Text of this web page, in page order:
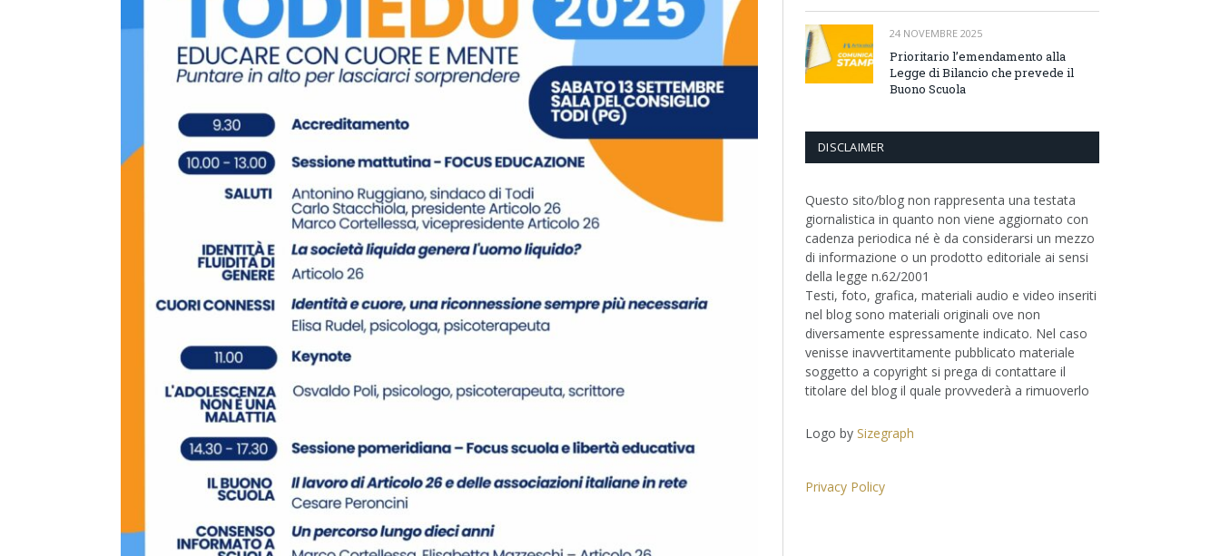
24 NOVEMBRE 2025
Prioritario l’emendamento alla
Legge di Bilancio che prevede il
Buono Scuola
DISCLAIMER
Questo sito/blog non rappresenta una testata
giornalistica in quanto non viene aggiornato con
cadenza periodica né è da considerarsi un mezzo
di informazione o un prodotto editoriale ai sensi
della legge n.62/2001
Testi, foto, grafica, materiali audio e video inseriti
nel blog sono materiali originali ove non
diversamente espressamente indicato. Nel caso
venisse inavvertitamente pubblicato materiale
soggetto a copyright si prega di contattare il
titolare del blog il quale provvederà a rimuoverlo
Logo by Sizegraph
Privacy Policy